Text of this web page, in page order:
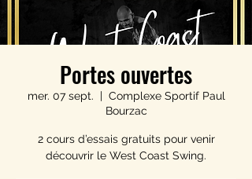
Portes ouvertes
mer. 07 sept.
  |
Complexe Sportif Paul
Bourzac
2 cours d’essais gratuits pour venir
découvrir le West Coast Swing.